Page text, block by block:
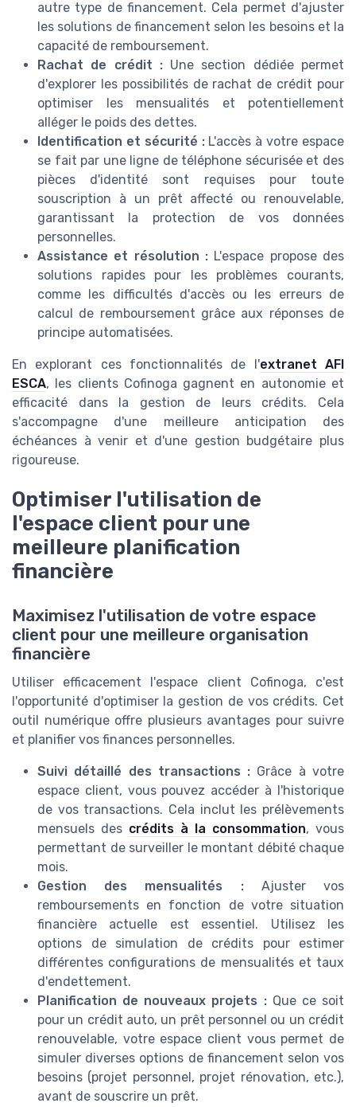
autre type de financement. Cela permet d'ajuster
les solutions de financement selon les besoins et la
capacité de remboursement.
Rachat de crédit :Une section dédiée permet
d'explorer les possibilités de rachat de crédit pour
optimiser les mensualités et potentiellement
alléger le poids des dettes.
Identification et sécurité :L'accès à votre espace
se fait par une ligne de téléphone sécurisée et des
pièces d'identité sont requises pour toute
souscription à un prêt affecté ou renouvelable,
garantissant la protection de vos données
personnelles.
Assistance et résolution : L'espace propose des
solutions rapides pour les problèmes courants,
comme les difficultés d'accès ou les erreurs de
calcul de remboursement grâce aux réponses de
principe automatisées.
En explorant ces fonctionnalités de l'extranet AFI
ESCA, les clients Cofinoga gagnent en autonomie et
efficacité dans la gestion de leurs crédits. Cela
s'accompagne d'une meilleure anticipation des
échéances à venir et d'une gestion budgétaire plus
rigoureuse.
Optimiser l'utilisation de
l'espace client pour une
meilleure planification
financière
Maximisez l'utilisation de votre espace
client pour une meilleure organisation
financière
Utiliser efficacement l'espace client Cofinoga, c'est
l'opportunité d'optimiser la gestion de vos crédits. Cet
outil numérique offre plusieurs avantages pour suivre
et planifier vos finances personnelles.
Suivi détaillé des transactions : Grâce à votre
espace client, vous pouvez accéder à l'historique
de vos transactions. Cela inclut les prélèvements
mensuels des crédits à la consommation, vous
permettant de surveiller le montant débité chaque
mois.
Gestion des mensualités :Ajuster vos
remboursements en fonction de votre situation
financière actuelle est essentiel. Utilisez les
options de simulation de crédits pour estimer
différentes configurations de mensualités et taux
d'endettement.
Planification de nouveaux projets :Que ce soit
pour un crédit auto, un prêt personnel ou un crédit
renouvelable, votre espace client vous permet de
simuler diverses options de financement selon vos
besoins (projet personnel, projet rénovation, etc.),
avant de souscrire un prêt.